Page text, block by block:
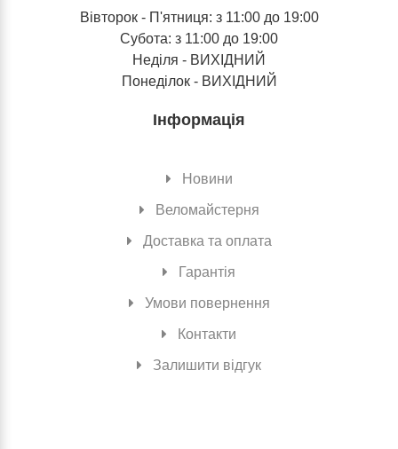
Вівторок - П'ятниця: з 11:00 до 19:00
Субота: з 11:00 до 19:00
Неділя - ВИХІДНИЙ
Понеділок - ВИХІДНИЙ
Інформація
Новини
Веломайстерня
Доставка та оплата
Гарантія
Умови повернення
Контакти
Залишити відгук